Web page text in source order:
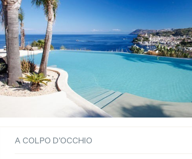
A COLPO D’OCCHIO